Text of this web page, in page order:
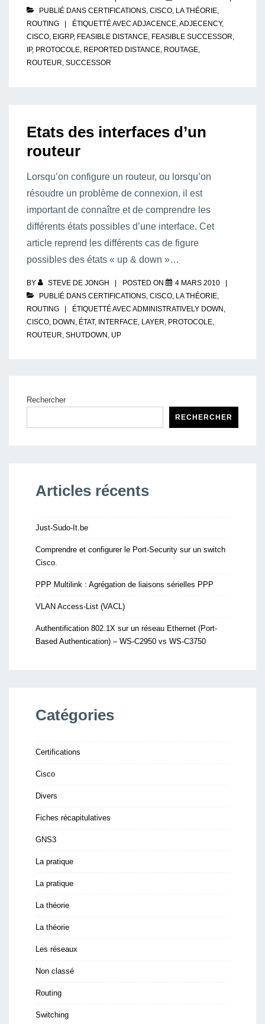
PUBLIÉ DANS CERTIFICATIONS, CISCO, LA THÉORIE,
ROUTING
ÉTIQUETTÉ AVEC ADJACENCE,ADJECENCY,
CISCO, EIGRP, FEASIBLE DISTANCE, FEASIBLE SUCCESSOR,
IP, PROTOCOLE, REPORTED DISTANCE, ROUTAGE,
ROUTEUR, SUCCESSOR
Etats des interfaces d’un
routeur
Lorsqu’on configure un routeur, ou lorsqu’on
résoudre un problème de connexion, il est
important de connaître et de comprendre les
différents états possibles d’une interface. Cet
article reprend les différents cas de figure
possibles des états « up & down »…
BY STEVE DE JONGH POSTED ON
4 MARS 2010
PUBLIÉ DANS CERTIFICATIONS, CISCO, LA THÉORIE,
ROUTING
ÉTIQUETTÉ AVEC ADMINISTRATIVELY DOWN ,
CISCO, DOWN , ÉTAT, INTERFACE, LAYER, PROTOCOLE,
ROUTEUR, SHUTDOWN , UP
Rechercher
RECHERCHER
Articles récents
Just-Sudo-It.be
Comprendre et configurer le Port-Security sur un switch
Cisco.
PPP Multilink : Agrégation de liaisons sérielles PPP
VLAN Access-List (VACL)
Authentification 802.1X sur un réseau Ethernet (Port-
Based Authentication) – WS-C2950 vs WS-C3750
Catégories
Certifications
Cisco
Divers
Fiches récapitulatives
GNS3
La pratique
La pratique
La théorie
La théorie
Les réseaux
Non classé
Routing
Switching